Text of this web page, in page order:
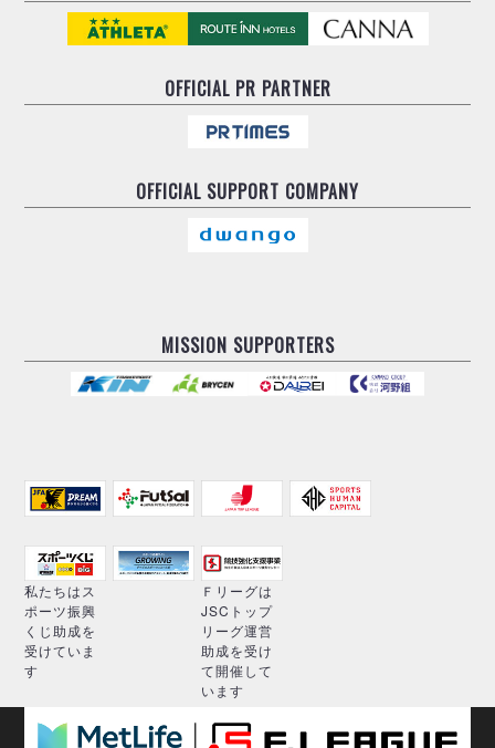
OFFICIALPR PARTNER
OFFICIAL SUPPORT COMPANY
MISSION SUPPORTERS
私たちはス
ポーツ振興
くじ助成を
受けていま
す
Ｆリーグは
JSCトップ
リーグ運営
助成を受け
て開催して
います